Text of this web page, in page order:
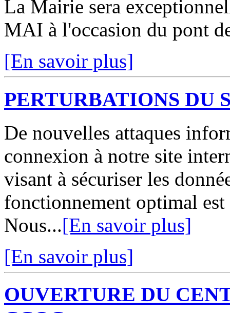
La Mairie sera
MAI à l'occasion du pont
[En savoir plus]
PERTURBATIONS DU
De nouvelles attaques
connexion à notre site
visant à sécuriser les
fonctionnement optimal
Nous...[En savoir plus]
[En savoir plus]
OUVERTURE DU